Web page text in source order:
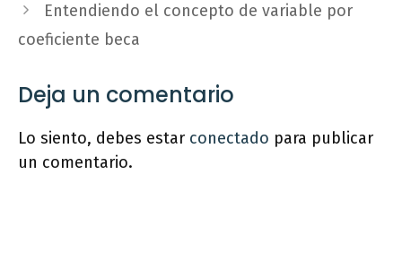
Entendiendo el concepto de variable por
coeficiente beca
Deja un comentario
Lo siento, debes estar conectado para publicar
un comentario.